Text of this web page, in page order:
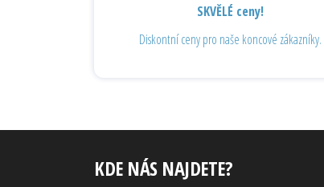
SKVĚLÉ ceny!
Diskontní ceny pro naše koncové zákazníky.
KDE NÁS NAJDETE?